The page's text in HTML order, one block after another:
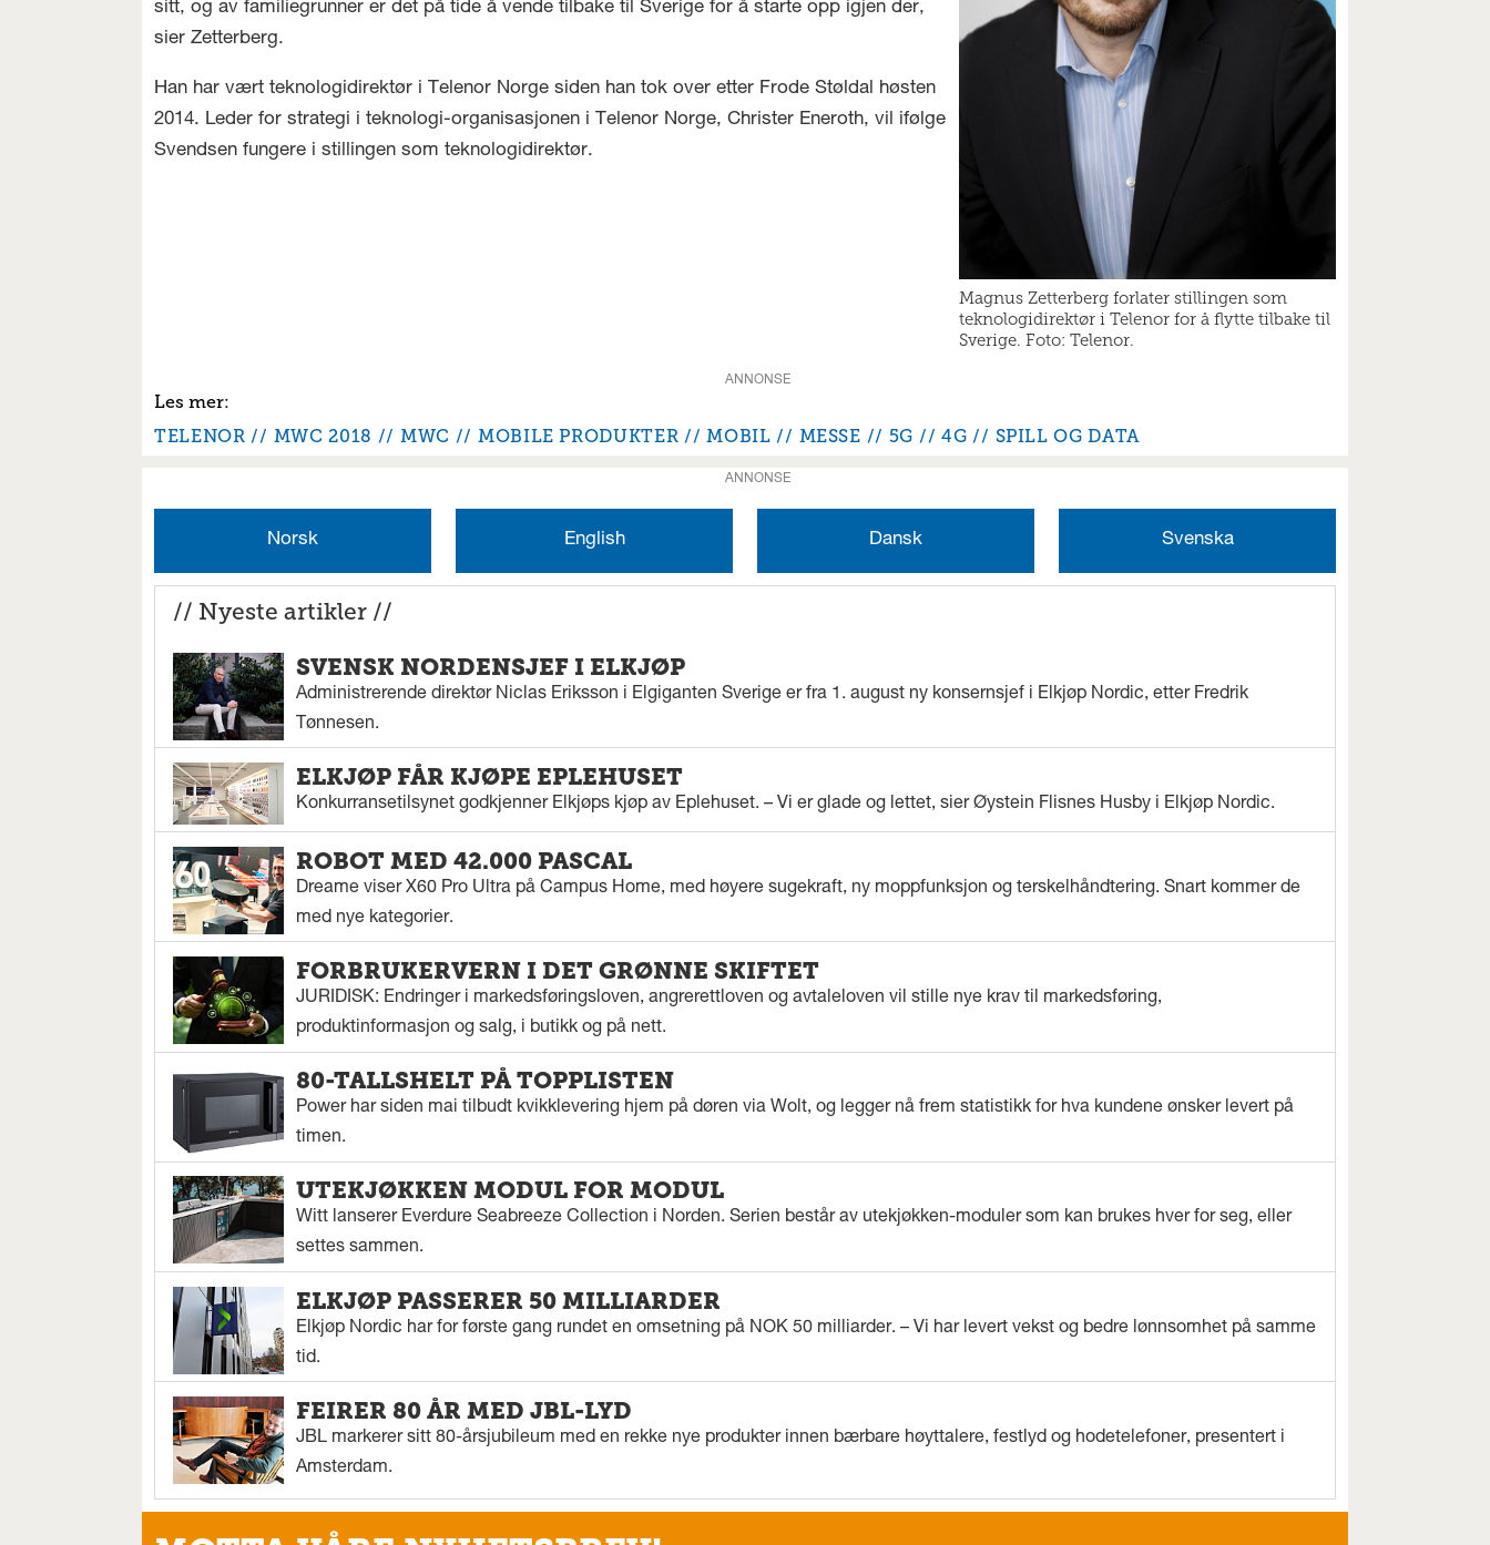
Magnus Zetterberg forlater stillingen som
teknologidirektør i Telenor for å flytte tilbake til
Sverige. Foto: Telenor.
ANNONSE
sitt, og av familiegrunner er det på tide å vende tilbake til Sverige for å starte opp igjen der,
sier Zetterberg.
Han har vært teknologidirektør i Telenor Norge siden han tok over etter Frode Støldal høsten
2014. Leder for strategi i teknologi-organisasjonen i Telenor Norge, Christer Eneroth, vil ifølge
Svendsen fungere i stillingen som teknologidirektør.
TELENOR MWC 2018 MWC MOBILE PRODUKTER MOBIL MESSE 5G 4G SPILL OG DATA
ANNONSE
Norsk English Dansk Svenska
// Nyeste artikler //
SVENSK NORDENSJEF I ELKJØP
Administrerende direktør Niclas Eriksson i Elgiganten Sverige er fra 1. august ny konsernsjef i Elkjøp Nordic, etter Fredrik
Tønnesen.
ELKJØP FÅR KJØPE EPLEHUSET
Konkurransetilsynet godkjenner Elkjøps kjøp av Eplehuset. – Vi er glade og lettet, sier Øystein Flisnes Husby i Elkjøp Nordic.
ROBOT MED 42.000 PASCAL
Dreame viser X60 Pro Ultra på Campus Home, med høyere sugekraft, ny moppfunksjon og terskelhåndtering. Snart kommer de
med nye kategorier.
FORBRUKERVERN I DET GRØNNE SKIFTET
JURIDISK: Endringer i markedsføringsloven, angrerettloven og avtaleloven vil stille nye krav til markedsføring,
produktinformasjon og salg, i butikk og på nett.
80-TALLSHELT PÅ TOPPLISTEN
Power har siden mai tilbudt kvikklevering hjem på døren via Wolt, og legger nå frem statistikk for hva kundene ønsker levert på
timen.
UTEKJØKKEN MODUL FOR MODUL
Witt lanserer Everdure Seabreeze Collection i Norden. Serien består av utekjøkken-moduler som kan brukes hver for seg, eller
settes sammen.
ELKJØP PASSERER 50 MILLIARDER
Elkjøp Nordic har for første gang rundet en omsetning på NOK 50 milliarder. – Vi har levert vekst og bedre lønnsomhet på samme
tid.
FEIRER 80 ÅR MED JBL-LYD
JBL markerer sitt 80-årsjubileum med en rekke nye produkter innen bærbare høyttalere, festlyd og hodetelefoner, presentert i
Amsterdam.